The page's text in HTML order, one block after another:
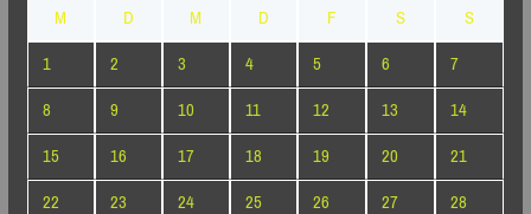
M
D M D F S
S
1
2 3 4 5 6
7
8
9 10 11 12 13
14
15
16 17 18 19 20
21
22
23 24 25 26 27 28